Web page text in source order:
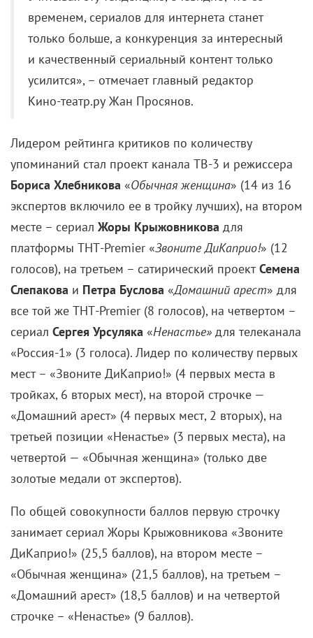
и качественный сериальный контент только
усилится», – отмечает главный редактор
Кино-театр.ру Жан Просянов.
упоминаний стал проект канала ТВ-3 и режиссера
Бориса Хлебникова
Обычная женщина
экспертов включило ее в тройку лучших), на втором
Жоры Крыжовникова
для
платформы ТНТ-Premier «
голосов), на третьем – сатирический проект Семена
Слепакова
Домашний арест
все той же ТНТ-Premier (8 голосов), на четвертом –
сериал
Сергея Урсуляка « Ненастье»
«Россия-1» (3 голоса). Лидер по количеству первых
мест – «Звоните ДиКаприо!» (4 первых места в
тройках, 6 вторых мест), на второй строчке —
«Домашний арест» (4 первых мест, 2 вторых), на
третьей позиции «Ненастье» (3 первых места), на
четвертой — «Обычная женщина» (только две
золотые медали от экспертов).
По общей совокупности баллов первую строчку
занимает сериал Жоры Крыжовникова «Звоните
ДиКаприо!» (25,5 баллов), на втором месте –
«Обычная женщина» (21,5 баллов), на третьем –
«Домашний арест» (18,5 баллов) и на четвертой
строчке – «Ненастье» (9 баллов).
Если вы нашли ошибку, пожалуйста, выделите фрагмент текста и